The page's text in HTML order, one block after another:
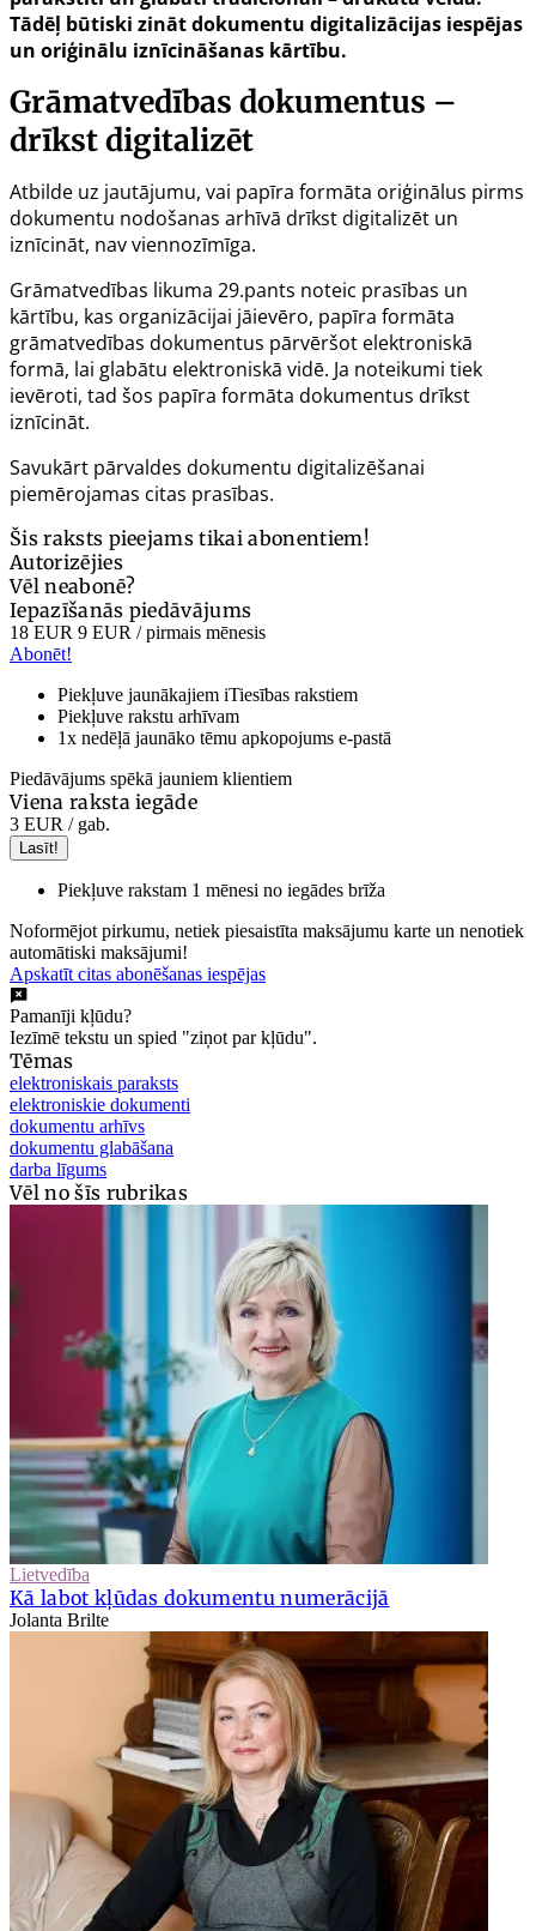
Tādēļ būtiski zināt dokumentu digitalizācijas iespējas
un oriģinālu iznīcināšanas kārtību.
Grāmatvedības dokumentus –
drīkst digitalizēt
Atbilde uz jautājumu, vai papīra formāta oriģinālus pirms
dokumentu nodošanas arhīvā drīkst digitalizēt un
iznīcināt, nav viennozīmīga.
Grāmatvedības likuma 29.pants noteic prasības un
kārtību, kas organizācijai jāievēro, papīra formāta
grāmatvedības dokumentus pārvēršot elektroniskā
formā, lai glabātu elektroniskā vidē. Ja noteikumi tiek
ievēroti, tad šos papīra formāta dokumentus drīkst
iznīcināt.
Savukārt pārvaldes dokumentu digitalizēšanai
piemērojamas citas prasības.
Šis raksts pieejams tikai abonentiem!
Autorizējies
Vēl neabonē?
Iepazīšanās piedāvājums
18 EUR 9 EUR / pirmais mēnesis
Abonēt!
Piekļuve jaunākajiem iTiesības rakstiem
Piekļuve rakstu arhīvam
1x nedēļā jaunāko tēmu apkopojums e-pastā
Piedāvājums spēkā jauniem klientiem
Viena raksta iegāde
3 EUR / gab.
Lasīt!
Piekļuve rakstam 1 mēnesi no iegādes brīža
Noformējot pirkumu, netiek piesaistīta maksājumu karte un nenotiek
automātiski maksājumi!
Apskatīt citas abonēšanas iespējas
Pamanīji kļūdu?
Iezīmē tekstu un spied "ziņot par kļūdu".
Tēmas
elektroniskais paraksts
elektroniskie dokumenti
dokumentu arhīvs
dokumentu glabāšana
darba līgums
Vēl no šīs rubrikas
Lietvedība
Kā labot kļūdas dokumentu numerācijā
Jolanta Brilte